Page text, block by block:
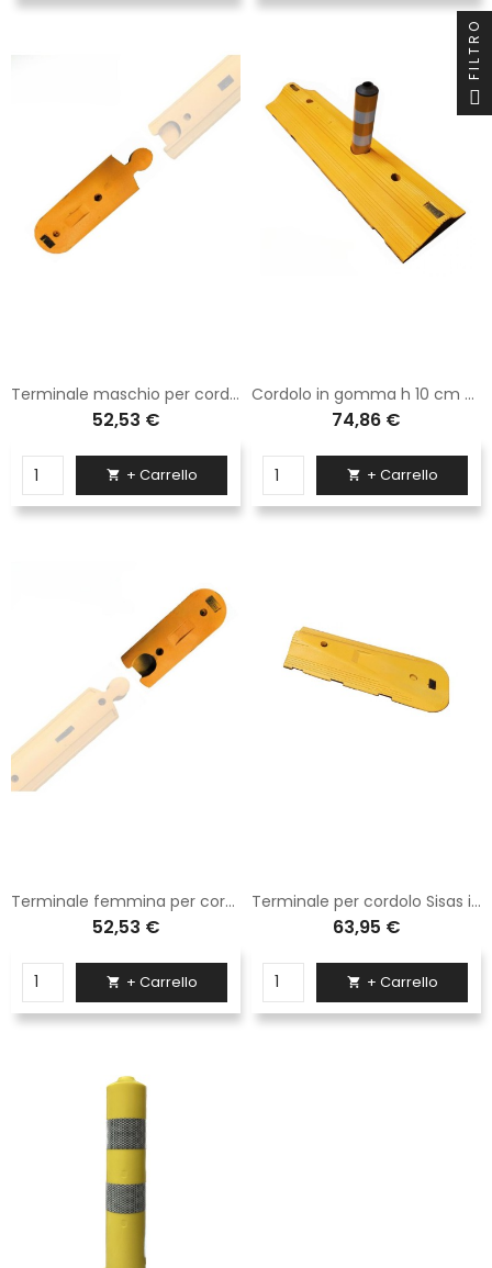
Terminale maschio per cordolo Sisas in gomma H. 5 cm
52,53 €
 + Carrello
Cordolo in gomma h 10 cm - 30x100x10 cm
74,86 €
 + Carrello
Terminale femmina per cordolo Sisas in gomma H. 5 cm
52,53 €
 + Carrello
Terminale per cordolo Sisas in gomma H. 10 cm
63,95 €
 + Carrello
FILTRO